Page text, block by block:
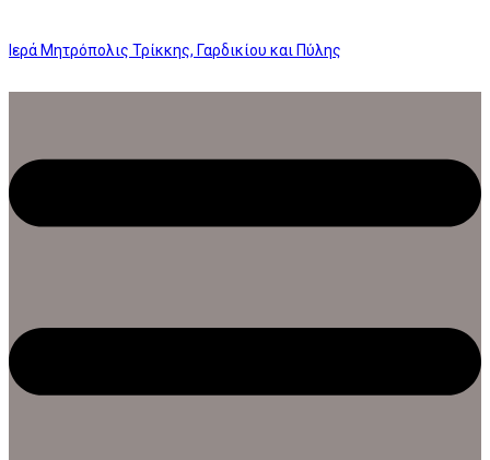
Ιερά Μητρόπολις Τρίκκης, Γαρδικίου και Πύλης